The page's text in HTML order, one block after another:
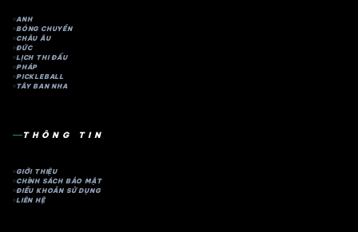
ANH
BÓNG CHUYỀN
CHÂU ÂU
ĐỨC
LỊCH THI ĐẤU
PHÁP
PICKLEBALL
TÂY BAN NHA
THÔNG TIN
GIỚI THIỆU
CHÍNH SÁCH BẢO MẬT
ĐIỀU KHOẢN SỬ DỤNG
LIÊN HỆ